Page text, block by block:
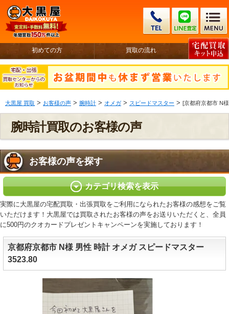
初めての方 買取の流れ
大黒屋 買取 > お客様の声 > 腕時計 > オメガ > スピードマスター > [京都府京都市 N
腕時計買取のお客様の声
お客様の声を探す
カテゴリ検索を表示
実際に大黒屋の宅配買取・出張買取をご利用になられたお客様の感想をご覧
いただけます！大黒屋では買取されたお客様の声をお送りいただくと、全員
に500円のクオカードプレゼントキャンペーンを実施しております！
京都府京都市 N様 男性 時計 オメガ スピードマスター
3523.80